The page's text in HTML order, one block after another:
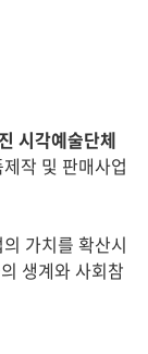
시각예술단체
작 및 판매사업
가치를 확산시
생계와 사회참